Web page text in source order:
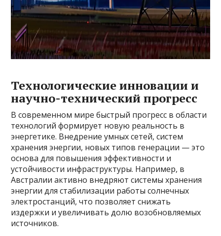
Технологические инновации и
научно-технический прогресс
В современном мире быстрый прогресс в области
технологий формирует новую реальность в
энергетике. Внедрение умных сетей, систем
хранения энергии, новых типов генерации — это
основа для повышения эффективности и
устойчивости инфраструктуры. Например, в
Австралии активно внедряют системы хранения
энергии для стабилизации работы солнечных
электростанций, что позволяет снижать
издержки и увеличивать долю возобновляемых
источников.